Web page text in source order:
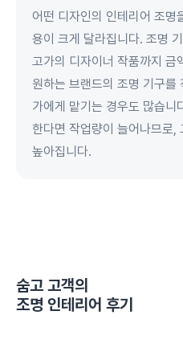
어떤 디자인의 인테리어 조명
용이 크게 달라집니다. 조명
고가의 디자이너 작품까지 금
원하는 브랜드의 조명 기구를
가에게 맡기는 경우도 많습니
한다면 작업량이 늘어나므로,
높아집니다.
숨고 고객의
조명 인테리어 후기